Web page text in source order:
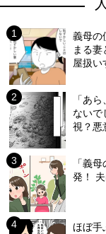
義母の
まる
屋扱い
「あ
ない
視？悪
「義
発！
ほぼ手